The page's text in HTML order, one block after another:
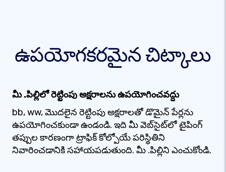
ఉపయోగకరమైన చిట్కాలు
మీ .పిల్లిలో రెట్టింపు అక్షరాలను ఉపయోగించవద్దు
bb, ww, మొదలైన రెట్టింపు అక్షరాలతో డొమైన్ పేర్లను
ఉపయోగించకుండా ఉండండి. ఇది మీ వెబ్‌సైట్‌లో టైపింగ్
తప్పుల కారణంగా ట్రాఫిక్ కోల్పోయే పరిస్థితిని
నివారించడానికి సహాయపడుతుంది. మీ .పిల్లిని ఎంచుకోండి.